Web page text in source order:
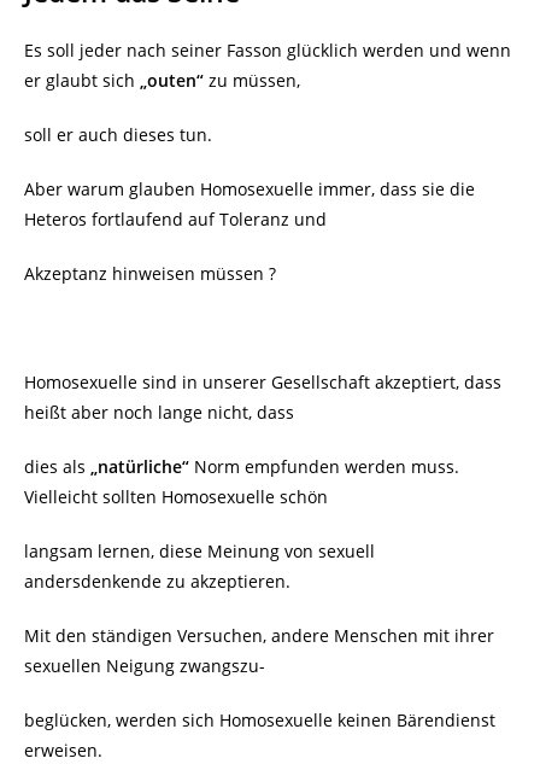
Es soll jeder nach seiner Fasson glücklich werden und wenn
er glaubt sich „outen“ zu müssen,
soll er auch dieses tun.
Aber warum glauben Homosexuelle immer, dass sie die
Heteros fortlaufend auf Toleranz und
Akzeptanz hinweisen müssen ?
Homosexuelle sind in unserer Gesellschaft akzeptiert, dass
heißt aber noch lange nicht, dass
dies als „natürliche“ Norm empfunden werden muss.
Vielleicht sollten Homosexuelle schön
langsam lernen, diese Meinung von sexuell
andersdenkende zu akzeptieren.
Mit den ständigen Versuchen, andere Menschen mit ihrer
sexuellen Neigung zwangszu-
beglücken, werden sich Homosexuelle keinen Bärendienst
erweisen.